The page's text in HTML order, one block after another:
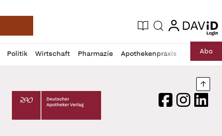
Deutsche Apotheker Zeitung
Aktuelle Ausgabe
Suche login
login
Politik Wirtschaft Pharmazie Apothekenpraxis RechtAbo
Profil
öffnen
Daz
Pur
Deutscher Apotheker Verlag Logo
FacebookInstagram